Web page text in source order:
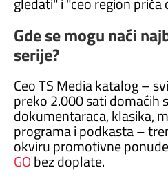
Gde se mogu naći
serije?
Ceo TS Media katalog –
preko 2.000 sati domaćih
dokumentaraca, klasika,
programa i podkasta –
okviru promotivne
GObez doplate.